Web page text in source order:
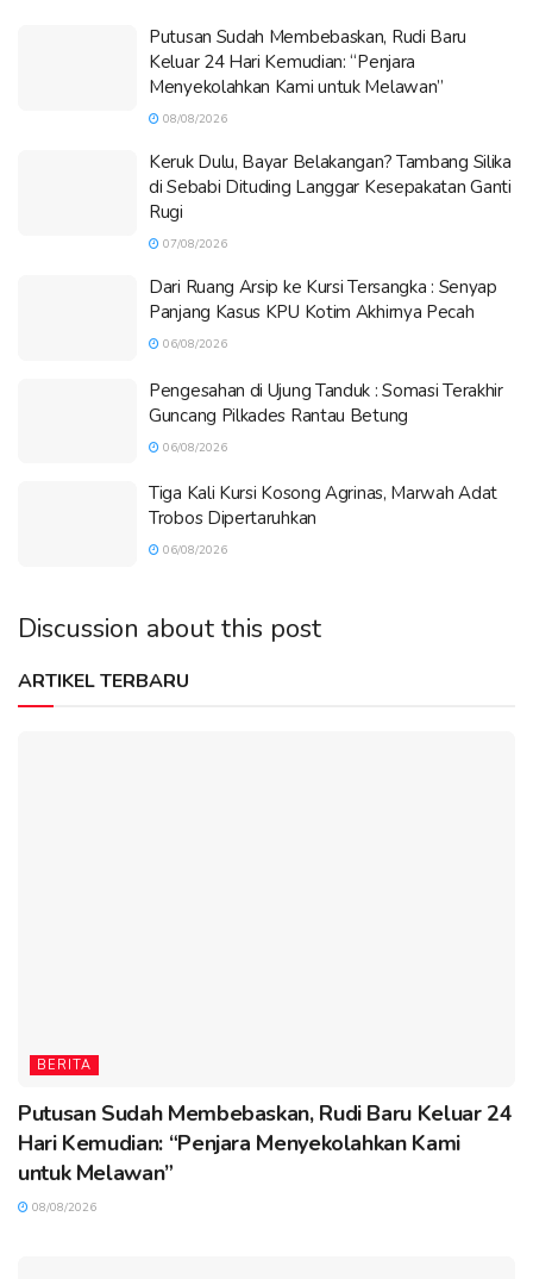
Putusan Sudah Membebaskan, Rudi Baru
Keluar 24 Hari Kemudian: “Penjara
Menyekolahkan Kami untuk Melawan”
08/08/2026
Keruk Dulu, Bayar Belakangan? Tambang Silika
di Sebabi Dituding Langgar Kesepakatan Ganti
Rugi
07/08/2026
Dari Ruang Arsip ke Kursi Tersangka : Senyap
Panjang Kasus KPU Kotim Akhirnya Pecah
06/08/2026
Pengesahan di Ujung Tanduk : Somasi Terakhir
Guncang Pilkades Rantau Betung
06/08/2026
Tiga Kali Kursi Kosong Agrinas, Marwah Adat
Trobos Dipertaruhkan
06/08/2026
Discussion about this post
ARTIKEL TERBARU
BERITA
Putusan Sudah Membebaskan, Rudi Baru Keluar 24
Hari Kemudian: “Penjara Menyekolahkan Kami
untuk Melawan”
08/08/2026